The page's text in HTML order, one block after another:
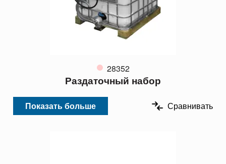
28352
Раздаточный набор
Показать больше Сравнивать